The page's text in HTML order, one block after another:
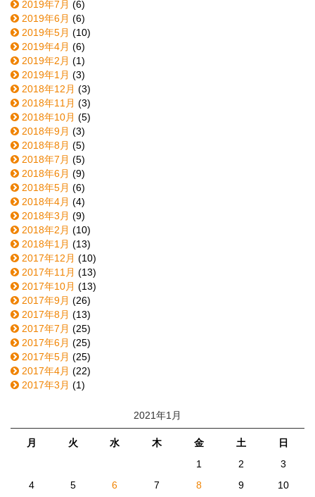
2019年7月 (6)
2019年6月 (6)
2019年5月 (10)
2019年4月 (6)
2019年2月 (1)
2019年1月 (3)
2018年12月 (3)
2018年11月 (3)
2018年10月 (5)
2018年9月 (3)
2018年8月 (5)
2018年7月 (5)
2018年6月 (9)
2018年5月 (6)
2018年4月 (4)
2018年3月 (9)
2018年2月 (10)
2018年1月 (13)
2017年12月 (10)
2017年11月 (13)
2017年10月 (13)
2017年9月 (26)
2017年8月 (13)
2017年7月 (25)
2017年6月 (25)
2017年5月 (25)
2017年4月 (22)
2017年3月 (1)
2021年1月
月 火 水 木 金 土
日
1
2
3
4
5 6 7 8 9
10